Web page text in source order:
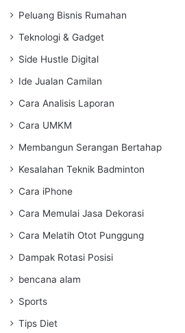
Peluang Bisnis Rumahan
Teknologi & Gadget
Side Hustle Digital
Ide Jualan Camilan
Cara Analisis Laporan
Cara UMKM
Membangun Serangan Bertahap
Kesalahan Teknik Badminton
Cara iPhone
Cara Memulai Jasa Dekorasi
Cara Melatih Otot Punggung
Dampak Rotasi Posisi
bencana alam
Sports
Tips Diet